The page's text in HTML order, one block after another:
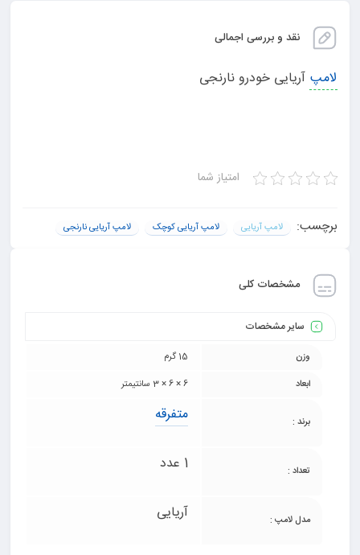
نقد و بررسی اجمالی
لامپ آریایی خودرو نارنجی
امتیاز شما
برچسب: لامپ آریایی لامپ آریایی کوچک لامپ آریایی نارنجی
مشخصات کلی
سایر مشخصات
وزن
15 گرم
ابعاد
6 × 6 × 3 سانتیمتر
برند : متفرقه
تعداد : 1 عدد
مدل لامپ : آریایی